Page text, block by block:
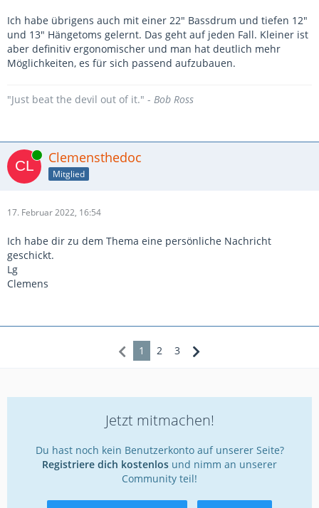
Ich habe übrigens auch mit einer 22" Bassdrum und tiefen 12"
und 13" Hängetoms gelernt. Das geht auf jeden Fall. Kleiner ist
aber definitiv ergonomischer und man hat deutlich mehr
Möglichkeiten, es für sich passend aufzubauen.
"Just beat the devil out of it." - Bob Ross
Online Clemensthedoc
Mitglied
17. Februar 2022, 16:54
Ich habe dir zu dem Thema eine persönliche Nachricht
geschickt.
Lg
Clemens
1 2 3
Jetzt mitmachen!
Du hast noch kein Benutzerkonto auf unserer Seite?
Registriere dich kostenlos und nimm an unserer
Community teil!